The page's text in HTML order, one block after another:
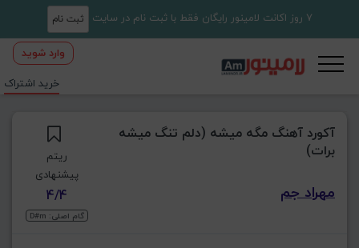
7 روز اکانت لامینور رایگان فقط با ثبت نام در سایت ثبت نام
وارد شوید
خرید اشتراک
آکورد آهنگ مگه میشه (دلم تنگ میشه
برات‌)
مهراد جم
ریتم
پیشنهادی
4/4
گام اصلی: D#m